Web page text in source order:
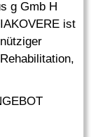
g Gmb H
ist